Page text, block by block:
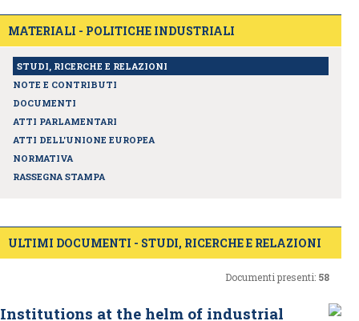
MATERIALI - POLITICHE INDUSTRIALI
STUDI, RICERCHE E RELAZIONI
NOTE E CONTRIBUTI
DOCUMENTI
ATTI PARLAMENTARI
ATTI DELL'UNIONE EUROPEA
NORMATIVA
RASSEGNA STAMPA
ULTIMI DOCUMENTI - STUDI, RICERCHE E RELAZIONI
Documenti presenti: 58
Institutions at the helm of industrial